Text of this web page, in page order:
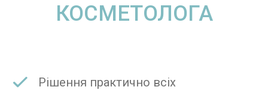
КОСМЕТОЛОГА
Рішення практично всіх